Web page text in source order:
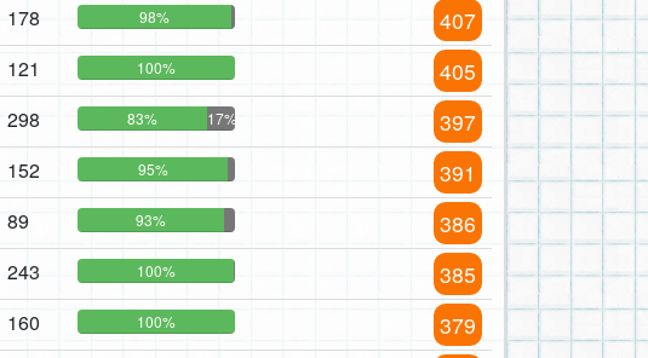
178 98% 407
121 100% 405
298 83% 17% 397
152 95% 391
89 93% 386
243 100% 385
160 100% 379